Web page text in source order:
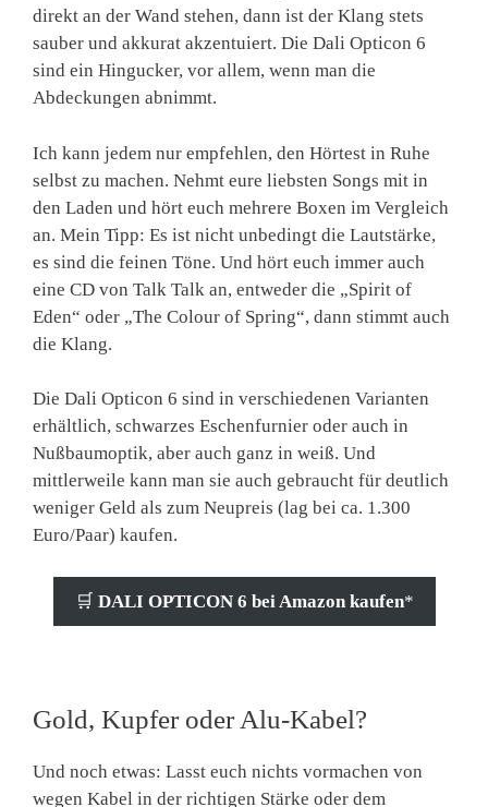
direkt an der Wand stehen, dann ist der Klang stets
sauber und akkurat akzentuiert. Die Dali Opticon 6
sind ein Hingucker, vor allem, wenn man die
Abdeckungen abnimmt.
Ich kann jedem nur empfehlen, den Hörtest in Ruhe
selbst zu machen. Nehmt eure liebsten Songs mit in
den Laden und hört euch mehrere Boxen im Vergleich
an. Mein Tipp: Es ist nicht unbedingt die Lautstärke,
es sind die feinen Töne. Und hört euch immer auch
eine CD von Talk Talk an, entweder die „Spirit of
Eden“ oder „The Colour of Spring“, dann stimmt auch
die Klang.
Die Dali Opticon 6 sind in verschiedenen Varianten
erhältlich, schwarzes Eschenfurnier oder auch in
Nußbaumoptik, aber auch ganz in weiß. Und
mittlerweile kann man sie auch gebraucht für deutlich
weniger Geld als zum Neupreis (lag bei ca. 1.300
Euro/Paar) kaufen.
🛒 DALI OPTICON 6 bei Amazon kaufen*
Gold, Kupfer oder Alu-Kabel?
Und noch etwas: Lasst euch nichts vormachen von
wegen Kabel in der richtigen Stärke oder dem